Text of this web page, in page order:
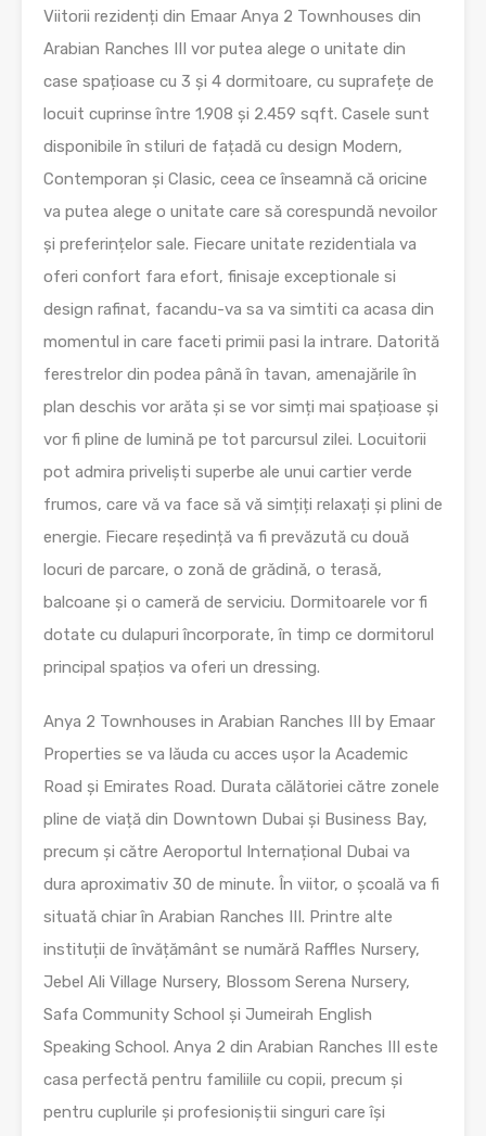
Viitorii rezidenți din Emaar Anya 2 Townhouses din
Arabian Ranches III vor putea alege o unitate din
case spațioase cu 3 și 4 dormitoare, cu suprafețe de
locuit cuprinse între 1.908 și 2.459 sqft. Casele sunt
disponibile în stiluri de fațadă cu design Modern,
Contemporan și Clasic, ceea ce înseamnă că oricine
va putea alege o unitate care să corespundă nevoilor
și preferințelor sale. Fiecare unitate rezidentiala va
oferi confort fara efort, finisaje exceptionale si
design rafinat, facandu-va sa va simtiti ca acasa din
momentul in care faceti primii pasi la intrare. Datorită
ferestrelor din podea până în tavan, amenajările în
plan deschis vor arăta și se vor simți mai spațioase și
vor fi pline de lumină pe tot parcursul zilei. Locuitorii
pot admira priveliști superbe ale unui cartier verde
frumos, care vă va face să vă simțiți relaxați și plini de
energie. Fiecare reședință va fi prevăzută cu două
locuri de parcare, o zonă de grădină, o terasă,
balcoane și o cameră de serviciu. Dormitoarele vor fi
dotate cu dulapuri încorporate, în timp ce dormitorul
principal spațios va oferi un dressing.
Anya 2 Townhouses in Arabian Ranches III by Emaar
Properties se va lăuda cu acces ușor la Academic
Road și Emirates Road. Durata călătoriei către zonele
pline de viață din Downtown Dubai și Business Bay,
precum și către Aeroportul Internațional Dubai va
dura aproximativ 30 de minute. În viitor, o școală va fi
situată chiar în Arabian Ranches III. Printre alte
instituții de învățământ se numără Raffles Nursery,
Jebel Ali Village Nursery, Blossom Serena Nursery,
Safa Community School și Jumeirah English
Speaking School. Anya 2 din Arabian Ranches III este
casa perfectă pentru familiile cu copii, precum și
pentru cuplurile și profesioniștii singuri care își